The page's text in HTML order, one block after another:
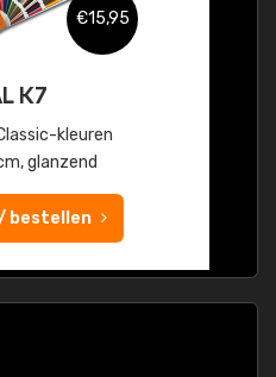
€15,95
K7
kleuren
glanzend
bestellen